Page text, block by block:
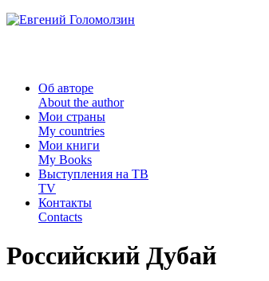
Об авторе
About the author
Мои страны
My countries
Мои книги
My Books
Выступления на ТВ
TV
Контакты
Contacts
Российский Дубай